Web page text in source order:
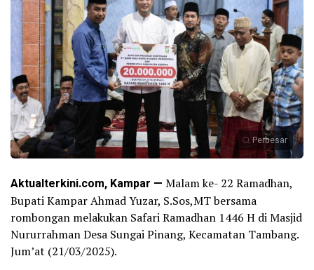
Perbesar
Aktualterkini.com, Kampar — Malam ke- 22 Ramadhan,
Bupati Kampar Ahmad Yuzar, S.Sos,MT bersama
rombongan melakukan Safari Ramadhan 1446 H di Masjid
Nururrahman Desa Sungai Pinang, Kecamatan Tambang.
Jum’at (21/03/2025).